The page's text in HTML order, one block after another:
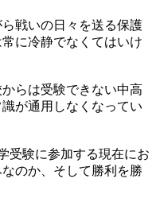
戦いの日々を送る保護
に冷静でなくてはいけ
らは受験できない中高
が通用しなくなってい
受験に参加する現在にお
のか、そして勝利を勝